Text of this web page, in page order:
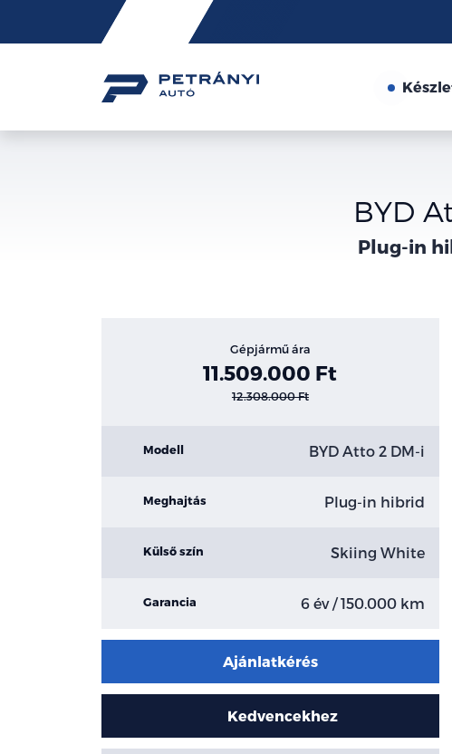
Friss
hírek
BYD
Plug-in
Gépjármű ára
11.509.000 Ft
12.308.000 Ft
Modell BYD Atto 2 DM-i
Meghajtás Plug-in hibrid
Külső szín Skiing White
Garancia 6 év / 150.000 km
Ajánlatkérés
Kedvencekhez